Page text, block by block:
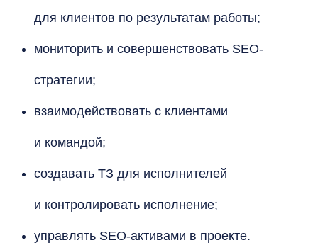
для клиентов по результатам работы;
мониторить и совершенствовать SEO-
стратегии;
взаимодействовать с клиентами
и командой;
создавать ТЗ для исполнителей
и контролировать исполнение;
управлять SEO-активами в проекте.